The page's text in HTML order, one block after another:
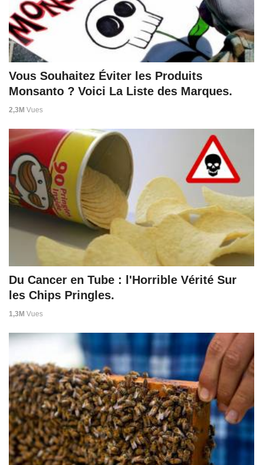
Vous Souhaitez Éviter les Produits
Monsanto ? Voici La Liste des Marques.
2,3M Vues
Du Cancer en Tube : l'Horrible Vérité Sur
les Chips Pringles.
1,3M Vues